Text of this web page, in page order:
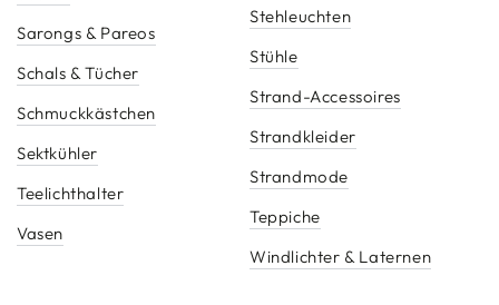
Sarongs & Pareos
Schals & Tücher
Schmuckkästchen
Sektkühler
Teelichthalter
Vasen
Stehleuchten
Stühle
Strand-Accessoires
Strandkleider
Strandmode
Teppiche
Windlichter & Laternen